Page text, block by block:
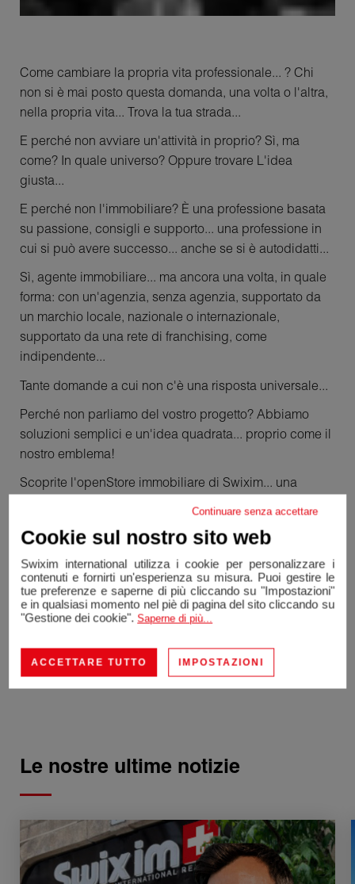
Come cambiare la propria vita professionale... ? Chi
non si è mai posto questa domanda, una volta o l'altra,
nella propria vita... Trova la tua strada...
E perché non avviare un'attività in proprio? Sì, ma
come? In quale universo? Oppure trovare L'idea
giusta...
E perché non l'immobiliare? È una professione basata
su passione, consigli e supporto... una professione in
cui si può avere successo... anche se si è autodidatti...
Sì, agente immobiliare... ma ancora una volta, in quale
forma: con un'agenzia, senza agenzia, supportato da
un marchio locale, nazionale o internazionale,
supportato da una rete di franchising, come
indipendente...
Tante domande a cui non c'è una risposta universale...
Perché non parliamo del vostro progetto? Abbiamo
soluzioni semplici e un'idea quadrata... proprio come il
nostro emblema!
Scoprite l'openStore immobiliare di Swixim... una
una nuova generazione di agenti immobiliari.
Osate contattare il 1° franchising immobiliare Swiss
Made per avere la possibilità di cambiare la vostra
visione del settore immobiliare e di avere successo!
Swixim international SA)
Le nostre ultime notizie
Continuare senza accettare
Cookie sul nostro sito web
Swixim international utilizza i cookie per personalizzare i
contenuti e fornirti un'esperienza su misura. Puoi gestire le
tue preferenze e saperne di più cliccando su "Impostazioni"
e in qualsiasi momento nel piè di pagina del sito cliccando su
"Gestione dei cookie". Saperne di più...
ACCETTARE TUTTO IMPOSTAZIONI